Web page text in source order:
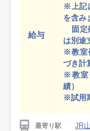
給与
※上記
を含み
固定
は別途
※教室
づき計
※教室
績）
※試用
最寄り駅 JR